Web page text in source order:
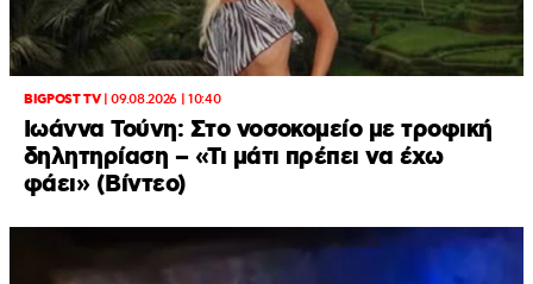
BIGPOST TV|09.08.2026 | 10:40
Ιωάννα Τούνη: Στο νοσοκομείο με τροφική
δηλητηρίαση – «Τι μάτι πρέπει να έχω
φάει» (Βίντεο)